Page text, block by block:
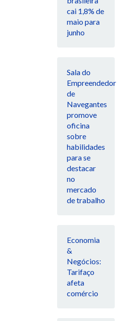
cai 1,8% de
maio para
junho
Sala do
Empreendedor
de
Navegantes
promove
oficina
sobre
habilidades
para se
destacar
no
mercado
de trabalho
Economia
&
Negócios:
Tarifaço
afeta
comércio